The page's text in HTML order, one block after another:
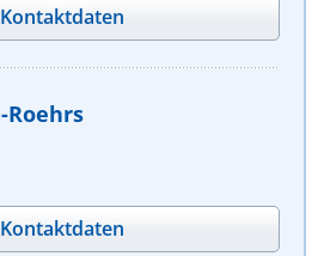
Kontaktdaten
Roehrs
Kontaktdaten